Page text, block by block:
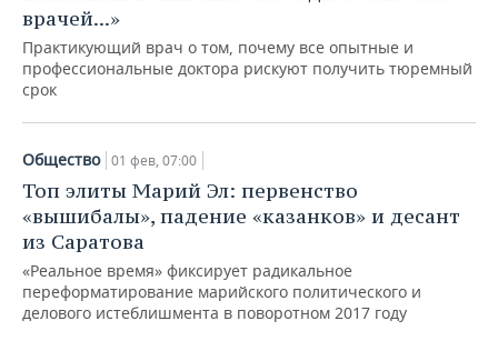
врачей...»
Практикующий врач о том, почему все опытные и
профессиональные доктора рискуют получить тюремный
срок
Общество 01 фев, 07:00
Топ элиты Марий Эл: первенство
«вышибалы», падение «казанков» и десант
из Саратова
«Реальное время» фиксирует радикальное
переформатирование марийского политического и
делового истеблишмента в поворотном 2017 году